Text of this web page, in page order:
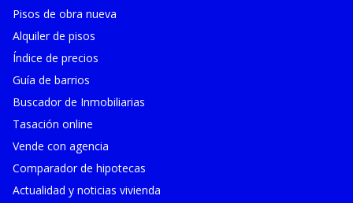
Pisos de obra nueva
Alquiler de pisos
Índice de precios
Guía de barrios
Buscador de Inmobiliarias
Tasación online
Vende con agencia
Comparador de hipotecas
Actualidad y noticias vivienda